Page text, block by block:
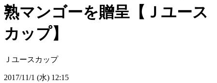
熟マンゴーを贈呈【Ｊユース
カップ】
Ｊユースカップ
2017/11/1 (水) 12:15